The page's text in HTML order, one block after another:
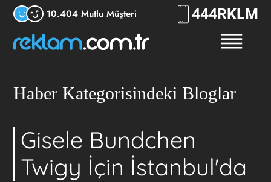
10.404 Mutlu Müşteri 4447556
Haber Kategorisindeki Bloglar
Gisele Bundchen
Twigy İçin İstanbul'da